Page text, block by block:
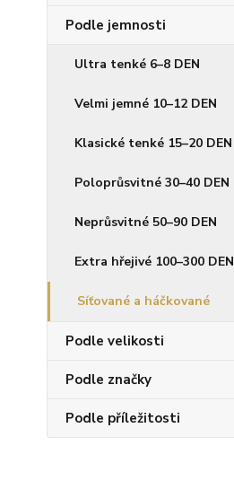
Podle jemnosti
Ultra tenké 6–8 DEN
Velmi jemné 10–12 DEN
Klasické tenké 15–20 DEN
Poloprůsvitné 30–40 DEN
Neprůsvitné 50–90 DEN
Extra hřejivé 100–300 DEN
Síťované a háčkované
Podle velikosti
Podle značky
Podle příležitosti